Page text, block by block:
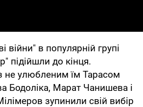
війни" в популярній групі
підійшли до кінця.
не улюбленим їм Тарасом
Бодоліка, Марат Чанишева і
зупинили свій вибір